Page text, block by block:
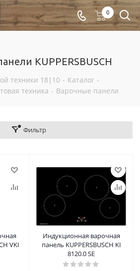
0
KUPPERSBUSCH
техники 18|10 - Каталог -
техника - Варочные панели
Фильтр
VKI
Индукционная варочная
панель KUPPERSBUSCH KI
8120.0 SE